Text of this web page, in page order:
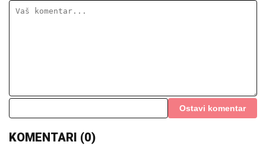
Ostavi komentar
KOMENTARI (0)